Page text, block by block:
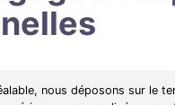
nous déposons sur le